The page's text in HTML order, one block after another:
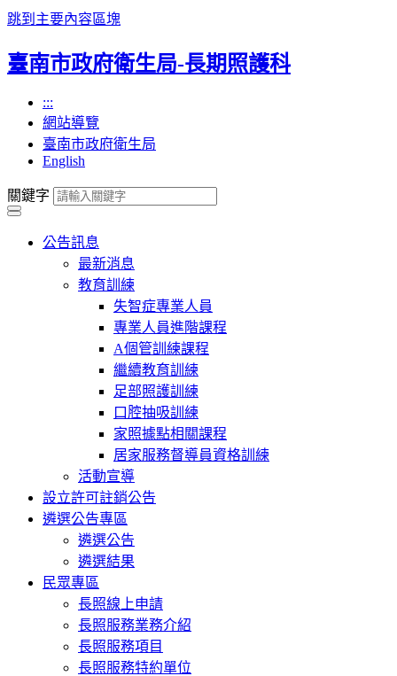
跳到主要內容區塊
臺南市政府衛生局-長期照護科
:::
網站導覽
臺南市政府衛生局
English
關鍵字
公告訊息
最新消息
教育訓練
失智症專業人員
專業人員進階課程
A個管訓練課程
繼續教育訓練
足部照護訓練
口腔抽吸訓練
家照據點相關課程
居家服務督導員資格訓練
活動宣導
設立許可註銷公告
遴選公告專區
遴選公告
遴選結果
民眾專區
長照線上申請
長照服務業務介紹
長照服務項目
長照服務特約單位